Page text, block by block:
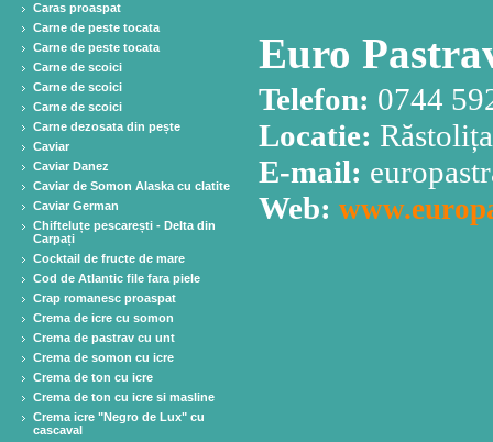
Caras proaspat
Carne de peste tocata
Carne de peste tocata
Carne de scoici
Carne de scoici
Carne de scoici
Carne dezosata din pește
Caviar
Caviar Danez
Caviar de Somon Alaska cu clatite
Caviar German
Chifteluțe pescarești - Delta din
Carpați
Cocktail de fructe de mare
Cod de Atlantic file fara piele
Crap romanesc proaspat
Crema de icre cu somon
Crema de pastrav cu unt
Crema de somon cu icre
Crema de ton cu icre
Crema de ton cu icre si masline
Crema icre "Negro de Lux" cu
cascaval
Euro
Telefon: 0744
Locatie:
E-mail:
Web: